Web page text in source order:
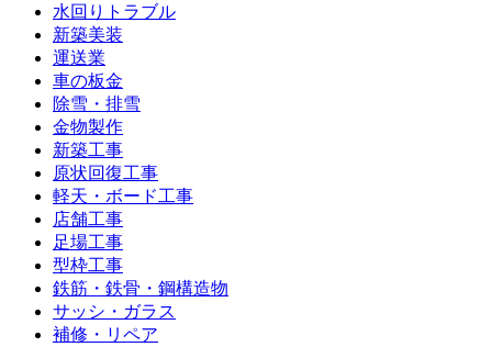
水回りトラブル
新築美装
運送業
車の板金
除雪・排雪
金物製作
新築工事
原状回復工事
軽天・ボード工事
店舗工事
足場工事
型枠工事
鉄筋・鉄骨・鋼構造物
サッシ・ガラス
補修・リペア